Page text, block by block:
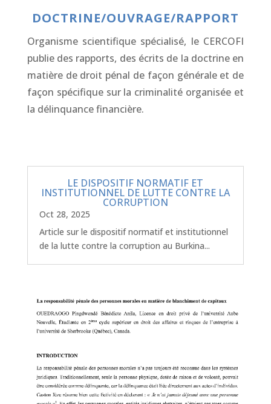
DOCTRINE/OUVRAGE/RAPPORT
Organisme scientifique spécialisé, le CERCOFI
publie des rapports, des écrits de la doctrine en
matière de droit pénal de façon générale et de
façon spécifique sur la criminalité organisée et
la délinquance financière.
LE DISPOSITIF NORMATIF ET
INSTITUTIONNEL DE LUTTE CONTRE LA
CORRUPTION
Oct 28, 2025
Article sur le dispositif normatif et institutionnel
de la lutte contre la corruption au Burkina...